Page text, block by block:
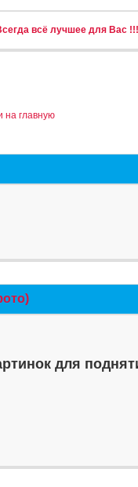
всё лучшее для Вас !!!
на главную
для